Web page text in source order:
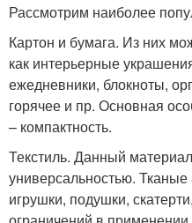
Рассмотрим наиболее
Картон и бумага. Из них
как интерьерные
ежедневники, блокноты,
горячее и пр. Основная
– компактность.
Текстиль. Данный
универсальностью.
игрушки, подушки,